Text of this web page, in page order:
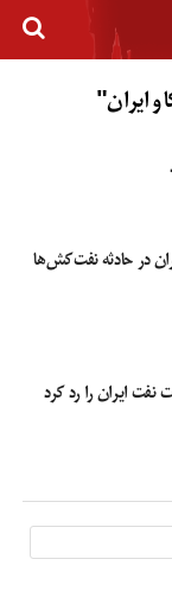
و ایران"
در حادثه نفت‌کش‌ها
نفت ایران را رد کرد